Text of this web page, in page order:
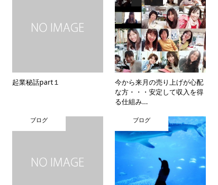
起業秘話part１
今から来月の売り上げが心配
な方・・・安定して収入を得
る仕組み...
ブログ ブログ